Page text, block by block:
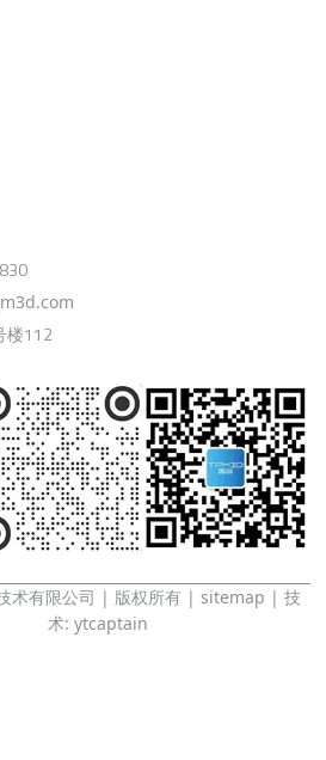
楼112
术有限公司 | 版权所有 | sitemap | 技
术:ytcaptain